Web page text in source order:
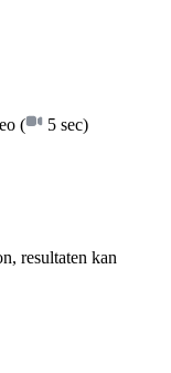
( 5 sec)
resultaten kan